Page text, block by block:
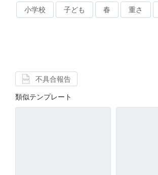
小学校 子ども 春 重さ
不具合報告
類似テンプレート